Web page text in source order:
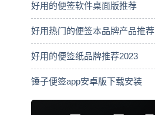
好用的便签软件桌面版推荐
好用热门的便签本品牌产品推荐
好用的便签纸品牌推荐2023
锤子便签app安卓版下载安装